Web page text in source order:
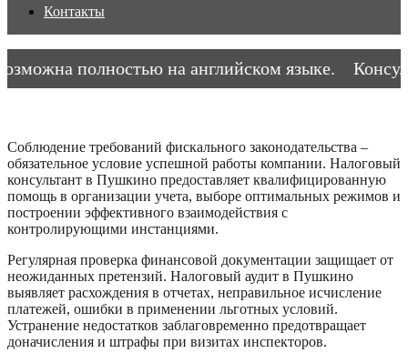
Контакты
полностью на английском языке.
Соблюдение требований фискального законодательства –
обязательное условие успешной работы компании. Налоговый
консультант в Пушкино предоставляет квалифицированную
помощь в организации учета, выборе оптимальных режимов и
построении эффективного взаимодействия с
контролирующими инстанциями.
Регулярная проверка финансовой документации защищает от
неожиданных претензий. Налоговый аудит в Пушкино
выявляет расхождения в отчетах, неправильное исчисление
платежей, ошибки в применении льготных условий.
Устранение недостатков заблаговременно предотвращает
доначисления и штрафы при визитах инспекторов.